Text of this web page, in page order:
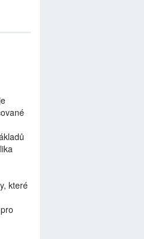
které